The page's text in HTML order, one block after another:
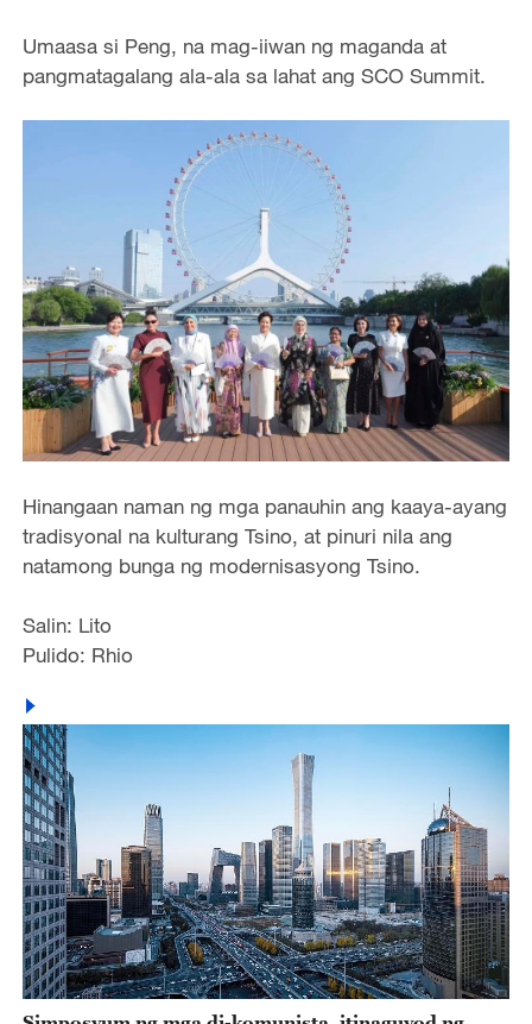
Umaasa si Peng, na mag-iiwan ng maganda at
pangmatagalang ala-ala sa lahat ang SCO Summit.
Hinangaan naman ng mga panauhin ang kaaya-ayang
tradisyonal na kulturang Tsino, at pinuri nila ang
natamong bunga ng modernisasyong Tsino.
Salin: Lito
Pulido: Rhio